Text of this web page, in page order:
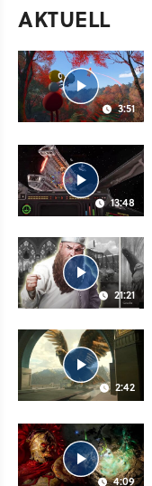
AKTUELL
3:51
13:48
21:21
2:42
4:09